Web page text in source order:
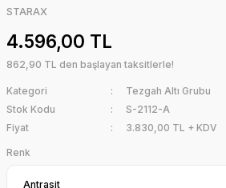
STARAX
4.596,00 TL
862,90 TL den başlayan taksitlerle!
Kategori
Tezgah Altı Grubu
Stok Kodu
S-2112-A
Fiyat
3.830,00 TL + KDV
Renk